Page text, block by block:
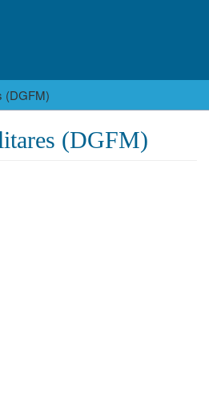
(DGFM)
(DGFM)